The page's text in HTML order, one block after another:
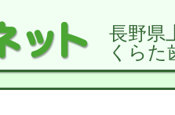
長野県
くらた